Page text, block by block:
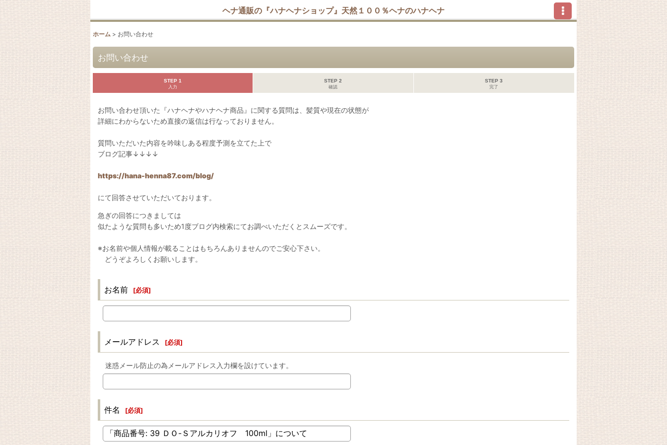
ヘナ通販の『ハナヘナショップ』天然１００％ヘナのハナヘナ
ホーム > お問い合わせ
お問い合わせ
STEP 1
入力
STEP 2
確認
STEP 3
完了
お問い合わせ頂いた『ハナヘナやハナヘナ商品』に関する質問は、髪質や現在の状態が
詳細にわからないため直接の返信は行なっておりません。
質問いただいた内容を吟味しある程度予測を立てた上で
ブログ記事↓↓↓↓
https://hana-henna87.com/blog/
にて回答させていただいております。
急ぎの回答につきましては
似たような質問も多いため1度ブログ内検索にてお調べいただくとスムーズです。
※お名前や個人情報が載ることはもちろんありませんのでご安心下さい。
どうぞよろしくお願いします。
お名前 [必須]
メールアドレス [必須]
迷惑メール防止の為メールアドレス入力欄を設けています。
件名 [必須]